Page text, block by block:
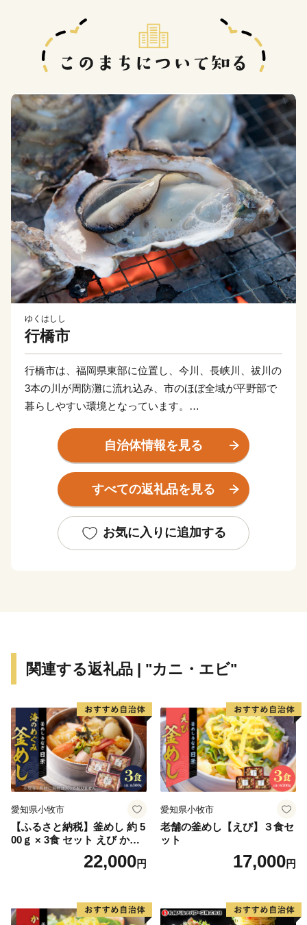
ゆくはしし
行橋市
行橋市は、福岡県東部に位置し、今川、長峡川、祓川の
3本の川が周防灘に流れ込み、市のほぼ全域が平野部で
暮らしやすい環境となっています。
います。また周防灘にも面しているため漁業も盛んな町
近年では、市内を通る東九州自動車道、国道201号バイ
パスが開通し一層インフラの整備が進み、京築地区の中
自治体情報を見る
すべての返礼品を見る
お気に入りに追加する
関連する返礼品 | "カニ・エビ"
愛知県小牧市
【ふるさと納税】釜めし 約 5
00ｇ × 3食 セット えび かに
海のめぐみ 老舗 急速冷凍 レ
ンチン 時短 簡単調理 食品 加
せグルメ 愛知県 小牧市 送料
無料
22,000円
愛知県小牧市
老舗の釜めし【えび】３食セ
ット
17,000円